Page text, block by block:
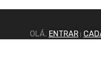
OLÁ. ENTRAR